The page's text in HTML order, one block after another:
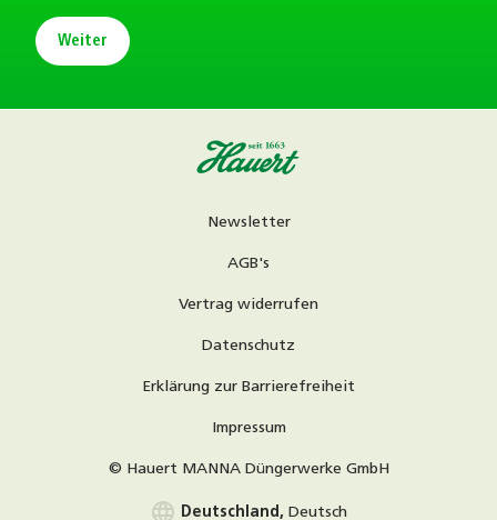
Weiter
Newsletter
AGB's
Vertrag widerrufen
Datenschutz
Erklärung zur Barrierefreiheit
Impressum
© Hauert MANNA Düngerwerke GmbH
language Deutschland, Deutsch